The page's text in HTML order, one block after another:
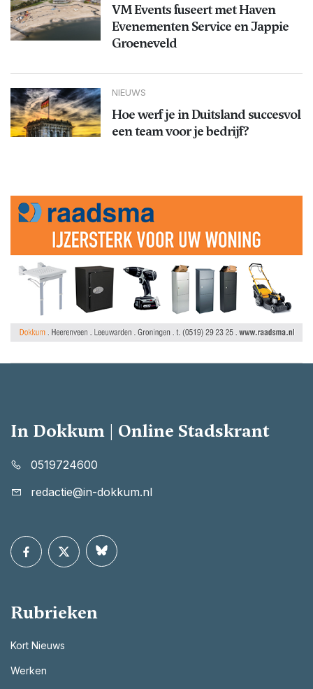
VM Events fuseert met Haven
Evenementen Service en Jappie
Groeneveld
NIEUWS
Hoe werf je in Duitsland succesvol
een team voor je bedrijf?
In Dokkum | Online Stadskrant
0519724600
redactie@in-dokkum.nl
Rubrieken
Kort Nieuws
Werken